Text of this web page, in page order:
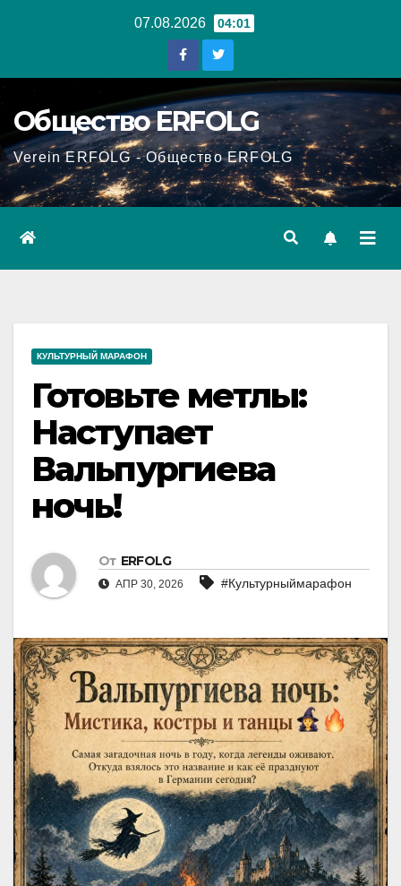
07.08.2026 04:01
Общество ERFOLG
Verein ERFOLG - Общество ERFOLG
КУЛЬТУРНЫЙ МАРАФОН
Готовьте метлы:
Наступает
Вальпургиева
ночь!
От ERFOLG
АПР 30, 2026 #Культурныймарафон